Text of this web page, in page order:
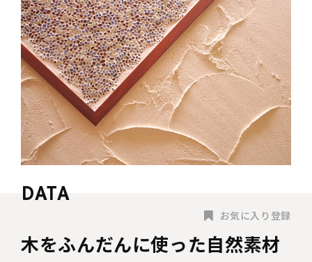
木をふんだんに使った自然素材
お気に入り登録